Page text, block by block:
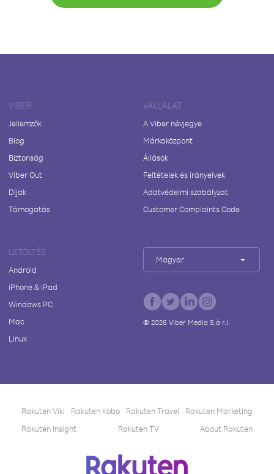
VIBER
Jellemzők
Blog
Biztonság
Viber Out
Díjak
Támogatás
VÁLLALAT
A Viber névjegye
Márkaközpont
Állások
Feltételek és irányelvek
Adatvédelmi szabályzat
Customer Complaints Code
LETÖLTÉS
Android
iPhone & iPad
Windows PC
Mac
Linux
Magyar
© 2026Viber Media S.à r.l.
Rakuten Viki Rakuten Kobo Rakuten Travel
Rakuten Marketing
Rakuten Insight
Rakuten TV About Rakuten